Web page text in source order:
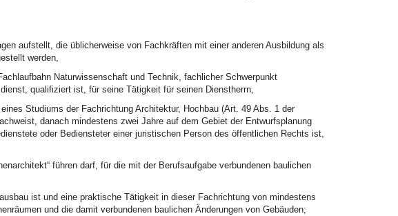
aufstellt, die üblicherweise von Fachkräften mit einer anderen Ausbildung als
werden,
Naturwissenschaft und Technik, fachlicher Schwerpunkt
qualifiziert ist, für seine Tätigkeit für seinen Dienstherrn,
Studiums der Fachrichtung Architektur, Hochbau (Art. 49 Abs. 1 der
danach mindestens zwei Jahre auf dem Gebiet der Entwurfsplanung
oder Bediensteter einer juristischen Person des öffentlichen Rechts ist,
führen darf, für die mit der Berufsaufgabe verbundenen baulichen
ist und eine praktische Tätigkeit in dieser Fachrichtung von mindestens
und die damit verbundenen baulichen Änderungen von Gebäuden;